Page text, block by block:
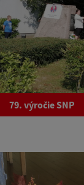
79. výročie SNP